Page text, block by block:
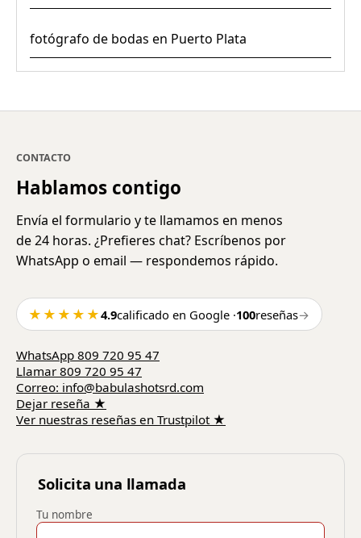
fotógrafo de bodas en Puerto Plata
CONTACTO
Hablamos contigo
Envía el formulario y te llamamos en menos
de 24 horas. ¿Prefieres chat? Escríbenos por
WhatsApp o email — respondemos rápido.
★★★★★4.9calificado en Google ·100reseñas→
WhatsApp 809 720 95 47
Llamar 809 720 95 47
Correo: info@babulashotsrd.com
Dejar reseña ★
Ver nuestras reseñas en Trustpilot★
Solicita una llamada
Tu nombre